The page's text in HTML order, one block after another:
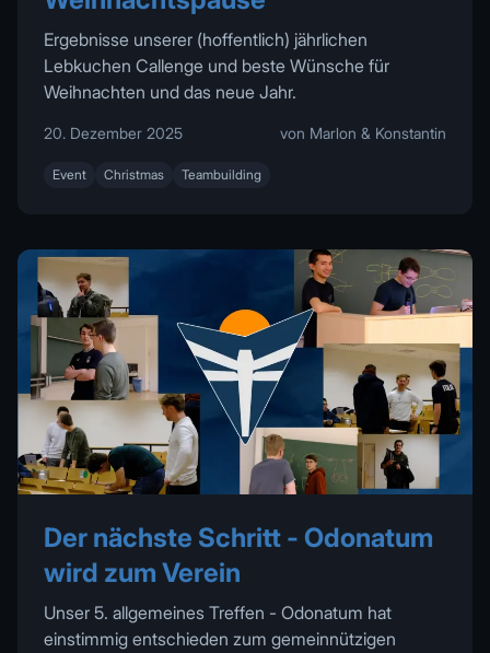
Ergebnisse unserer (hoffentlich) jährlichen
Lebkuchen Callenge und beste Wünsche für
Weihnachten und das neue Jahr.
20. Dezember 2025 von Marlon & Konstantin
Event Christmas Teambuilding
Der nächste Schritt - Odonatum
wird zum Verein
Unser 5. allgemeines Treffen - Odonatum hat
einstimmig entschieden zum gemeinnützigen